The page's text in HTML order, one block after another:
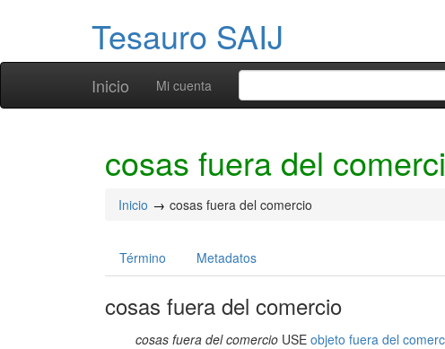
Tesauro SAIJ
Inicio Mi cuenta
cosas fuera del
Inicio cosas fuera del comercio
Término Metadatos
cosas fuera del comercio
cosas fuera del comercio USEobjeto fuera del